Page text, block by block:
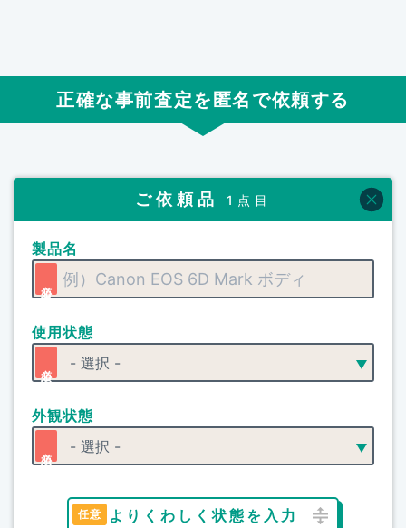
正確な事前査定を匿名で依頼する
ご依頼品 1点目
製品名
使用状態
外観状態
よりくわしく状態を入力